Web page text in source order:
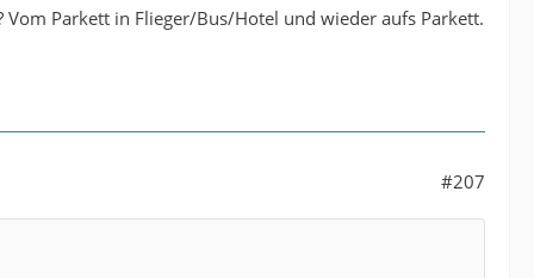
Parkett in Flieger/Bus/Hotel und wieder aufs Parkett.
#207